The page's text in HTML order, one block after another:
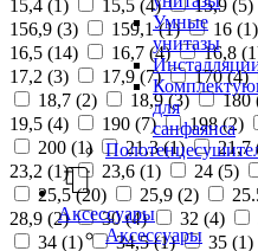
Умные
унитазы
для
санфаянса
Аксессуары
Аксессуары
15,4 (1 ) 15,5 (4) 15,9 (5)
156,9 (3) 159,1 (1) 16 (1)
16,5 (14) 16,7 (4) 16,8 (1
17,2 (3) 17,9 (7) 170 (4)
18,7 (2) 18,9 (3) 180
19,5 (4) 190 (7) 198 (2)
200 (1) 21,3 (1) 21,7
23,2 (1) 23,6 (1) 24 (5)
25,5 (20) 25,9 (2)
28,9 (2) 30 (4) 32 (4)
34 (1) 34,5 (1) 35 (1)